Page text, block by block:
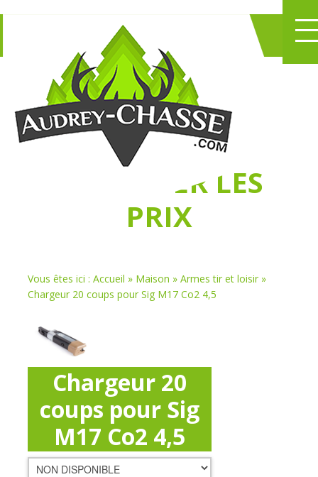
NE PERDEZ PLUS
DE TEMPS
CHASSER LES
PRIX
Vous êtes ici : Accueil » Maison » Armes tir et loisir »
Chargeur 20 coups pour Sig M17 Co2 4,5
Chargeur 20
coups pour Sig
M17 Co2 4,5